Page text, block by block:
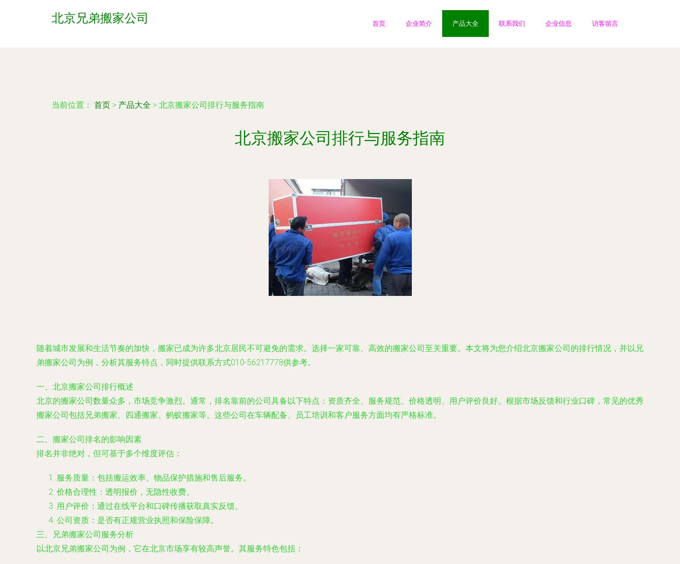
北京兄弟搬家公司 首页 企业简介 产品大全 联系我们 企业信息 访客留言
当前位置： 首页 > 产品大全 > 北京搬家公司排行与服务指南
北京搬家公司排行与服务指南
随着城市发展和生活节奏的加快，搬家已成为许多北京居民不可避免的需求。选择一家可靠、高效的搬家公司至关重要。本文将为您介绍北京搬家公司的排行情况，并以兄
弟搬家公司为例，分析其服务特点，同时提供联系方式010-56217778供参考。
一、北京搬家公司排行概述
北京的搬家公司数量众多，市场竞争激烈。通常，排名靠前的公司具备以下特点：资质齐全、服务规范、价格透明、用户评价良好。根据市场反馈和行业口碑，常见的优秀
搬家公司包括兄弟搬家、四通搬家、蚂蚁搬家等。这些公司在车辆配备、员工培训和客户服务方面均有严格标准。
二、搬家公司排名的影响因素
排名并非绝对，但可基于多个维度评估：
服务质量：包括搬运效率、物品保护措施和售后服务。
价格合理性：透明报价，无隐性收费。
用户评价：通过在线平台和口碑传播获取真实反馈。
公司资质：是否有正规营业执照和保险保障。
三、兄弟搬家公司服务分析
以北京兄弟搬家公司为例，它在北京市场享有较高声誉。其服务特色包括：